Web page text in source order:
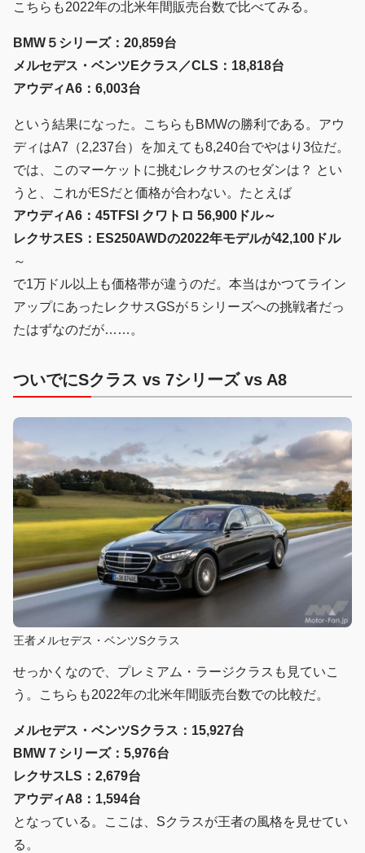
こちらも2022年の北米年間販売台数で比べてみる。
BMW５シリーズ：20,859台
メルセデス・ベンツEクラス／CLS：18,818台
アウディA6：6,003台
という結果になった。こちらもBMWの勝利である。アウ
ディはA7（2,237台）を加えても8,240台でやはり3位だ。
では、このマーケットに挑むレクサスのセダンは？ とい
うと、これがESだと価格が合わない。たとえば
アウディA6：45TFSI クワトロ 56,900ドル～
レクサスES：ES250AWDの2022年モデルが42,100ドル
～
で1万ドル以上も価格帯が違うのだ。本当はかつてライン
アップにあったレクサスGSが５シリーズへの挑戦者だっ
たはずなのだが……。
ついでにSクラス vs 7シリーズ vs A8
王者メルセデス・ベンツSクラス
せっかくなので、プレミアム・ラージクラスも見ていこ
う。こちらも2022年の北米年間販売台数での比較だ。
メルセデス・ベンツSクラス：15,927台
BMW７シリーズ：5,976台
レクサスLS：2,679台
アウディA8：1,594台
となっている。ここは、Sクラスが王者の風格を見せてい
る。